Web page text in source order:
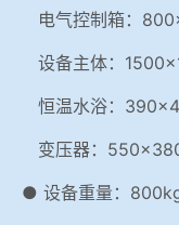
电气控制箱：
设备主体：
恒温水浴：
变压器：
● 设备重量：